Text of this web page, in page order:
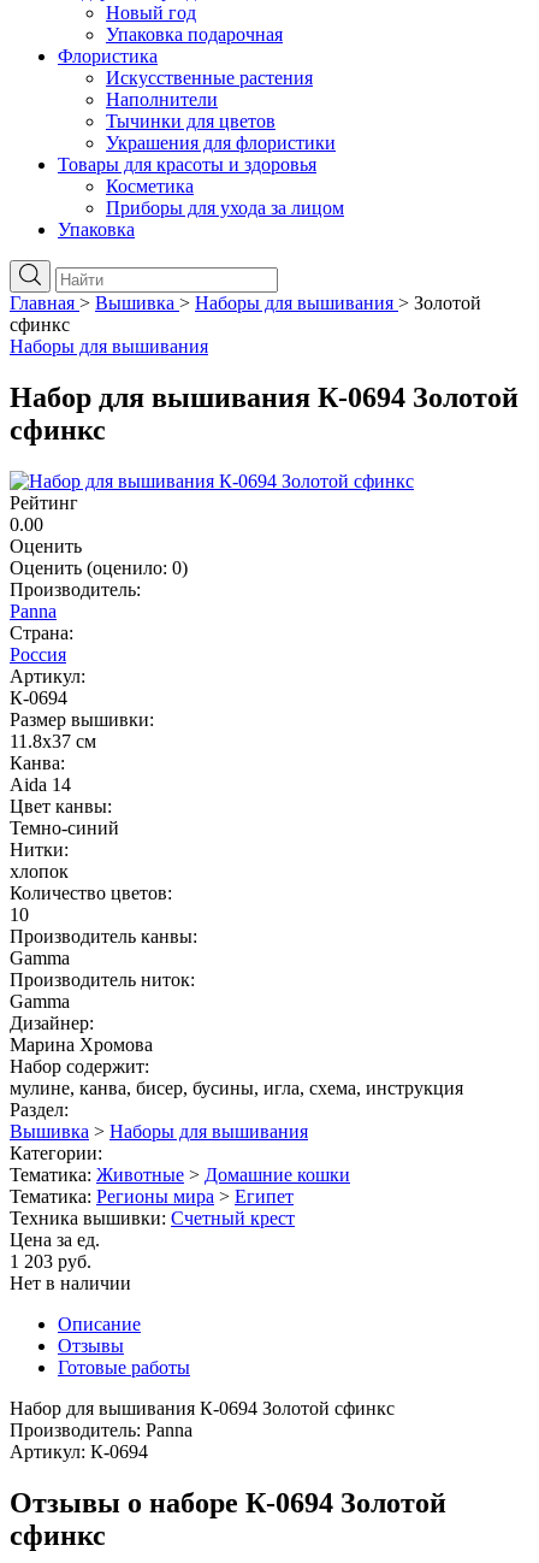
Новый год
Упаковка подарочная
Флористика
Искусственные растения
Наполнители
Тычинки для цветов
Украшения для флористики
Товары для красоты и здоровья
Косметика
Приборы для ухода за лицом
Упаковка
Главная > Вышивка > Наборы для вышивания > Золотой
сфинкс
Наборы для вышивания
Набор для вышивания К-0694 Золотой
сфинкс
Рейтинг
0.00
Оценить
Оценить (оценило: 0)
Производитель:
Panna
Страна:
Россия
Артикул:
К-0694
Размер вышивки:
11.8x37 см
Канва:
Aida 14
Цвет канвы:
Темно-синий
Нитки:
хлопок
Количество цветов:
10
Производитель канвы:
Gamma
Производитель ниток:
Gamma
Дизайнер:
Марина Хромова
Набор содержит:
мулине, канва, бисер, бусины, игла, схема, инструкция
Раздел:
Вышивка > Наборы для вышивания
Категории:
Тематика: Животные > Домашние кошки
Тематика: Регионы мира > Египет
Техника вышивки: Счетный крест
Цена за ед.
1 203 руб.
Нет в наличии
Описание
Отзывы
Готовые работы
Набор для вышивания К-0694 Золотой сфинкс
Производитель: Panna
Артикул: К-0694
Отзывы о наборе К-0694 Золотой
сфинкс